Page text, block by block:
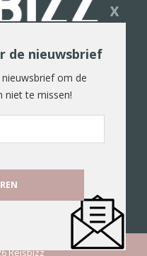
en beeld
Reisbizz
X
de nieuwsbrief
om de
niet te missen!